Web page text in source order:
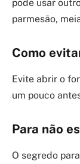
pode usar
parmesão,
Como
Evite abrir o
um pouco
Para não
O segredo